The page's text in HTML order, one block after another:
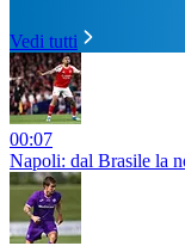
Vedi tutti
00:07
Napoli: dal Brasile la